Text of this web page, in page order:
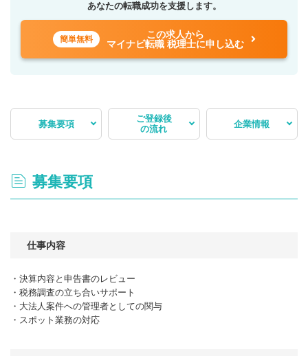
あなたの転職成功を支援します。
簡単無料
この求人から
マイナビ転職 税理士に申し込む
募集要項
ご登録後
の流れ
企業情報
募集要項
仕事内容
・決算内容と申告書のレビュー
・税務調査の立ち合いサポート
・大法人案件への管理者としての関与
・スポット業務の対応